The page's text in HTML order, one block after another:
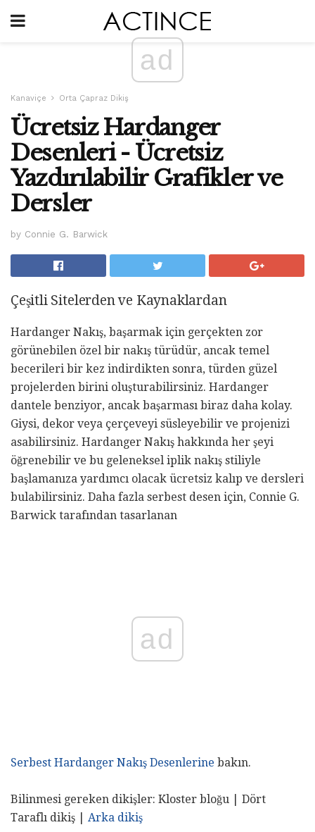
ad
Kanaviçe Orta Çapraz Dikiş
Ücretsiz Hardanger
Desenleri - Ücretsiz
Yazdırılabilir Grafikler ve
Dersler
by Connie G. Barwick
Çeşitli Sitelerden ve Kaynaklardan
Hardanger Nakış, başarmak için gerçekten zor
görünebilen özel bir nakış türüdür, ancak temel
becerileri bir kez indirdikten sonra, türden güzel
projelerden birini oluşturabilirsiniz. Hardanger
dantele benziyor, ancak başarması biraz daha kolay.
Giysi, dekor veya çerçeveyi süsleyebilir ve projenizi
asabilirsiniz. Hardanger Nakış hakkında her şeyi
öğrenebilir ve bu geleneksel iplik nakış stiliyle
başlamanıza yardımcı olacak ücretsiz kalıp ve dersleri
bulabilirsiniz. Daha fazla serbest desen için, Connie G.
Barwick tarafından tasarlanan
ad
Serbest Hardanger Nakış Desenlerine bakın.
Bilinmesi gereken dikişler: Kloster bloğu | Dört
Taraflı dikiş | Arka dikiş